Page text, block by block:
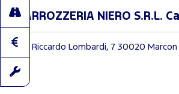
CARROZZERIA NIERO S.R.L.
Via Riccardo Lombardi, 7 30020 Marcon